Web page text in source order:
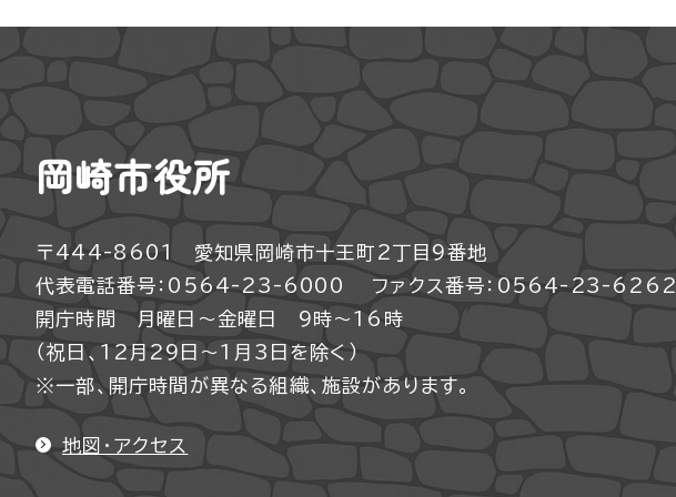
岡崎市役所
〒444-8601 愛知県岡崎市十王町2丁目9番地
代表電話番号：0564-23-6000
ファクス番号：0564-23-6262
開庁時間 月曜日～金曜日 9時～16時
（祝日、12月29日～1月3日を除く）
※一部、開庁時間が異なる組織、施設があります。
地図・アクセス